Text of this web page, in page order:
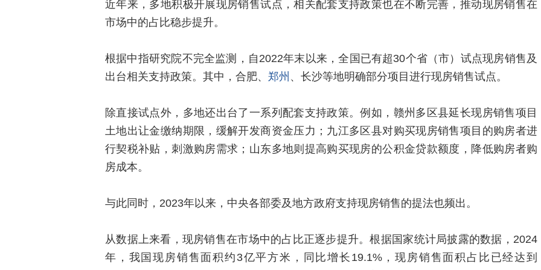
近年来，多地积极开展现房销售试点，相关配套支持政策也在不断完善，推动现房销售在
市场中的占比稳步提升。
根据中指研究院不完全监测，自2022年末以来，全国已有超30个省（市）试点现房销售及
出台相关支持政策。其中，合肥、 郑州 、长沙等地明确部分项目进行现房销售试点。
除直接试点外，多地还出台了一系列配套支持政策。例如，赣州多区县延长现房销售项目
土地出让金缴纳期限，缓解开发商资金压力；九江多区县对购买现房销售项目的购房者进
行契税补贴，刺激购房需求；山东多地则提高购买现房的公积金贷款额度，降低购房者购
房成本。
与此同时，2023年以来，中央各部委及地方政府支持现房销售的提法也频出。
从数据上来看，现房销售在市场中的占比正逐步提升。根据国家统计局披露的数据，2024
年，我国现房销售面积约3亿平方米，同比增长19.1%，现房销售面积占比已经达到